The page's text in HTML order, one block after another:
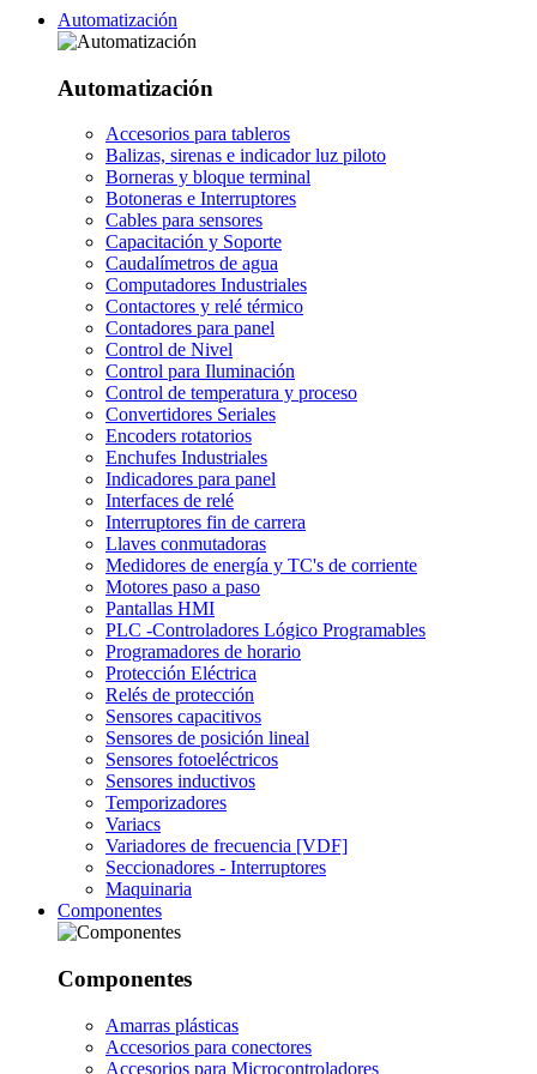
Automatización
Automatización
Accesorios para tableros
Balizas, sirenas e indicador luz piloto
Borneras y bloque terminal
Botoneras e Interruptores
Cables para sensores
Capacitación y Soporte
Caudalímetros de agua
Computadores Industriales
Contactores y relé térmico
Contadores para panel
Control de Nivel
Control para Iluminación
Control de temperatura y proceso
Convertidores Seriales
Encoders rotatorios
Enchufes Industriales
Indicadores para panel
Interfaces de relé
Interruptores fin de carrera
Llaves conmutadoras
Medidores de energía y TC's de corriente
Motores paso a paso
Pantallas HMI
PLC -Controladores Lógico Programables
Programadores de horario
Protección Eléctrica
Relés de protección
Sensores capacitivos
Sensores de posición lineal
Sensores fotoeléctricos
Sensores inductivos
Temporizadores
Variacs
Variadores de frecuencia [VDF]
Seccionadores - Interruptores
Maquinaria
Componentes
Componentes
Amarras plásticas
Accesorios para conectores
Accesorios para Microcontroladores